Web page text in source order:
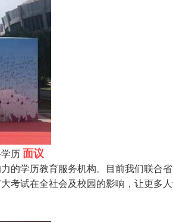
历面议
的学历教育服务机构。目前我们联合
考试在全社会及校园的影响，让更多